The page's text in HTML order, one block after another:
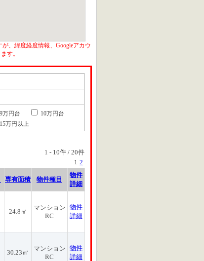
、緯度経度情報、Googleアカウ
す。
9万円台
10万円台
15万円以上
1 - 10件 / 20件
1 2
専有面積 物件種目
物件
詳細
24.8㎡
マンション
RC
物件
詳細
30.23㎡
マンション
RC
物件
詳細